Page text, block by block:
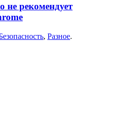
не рекомендует
, Разное.